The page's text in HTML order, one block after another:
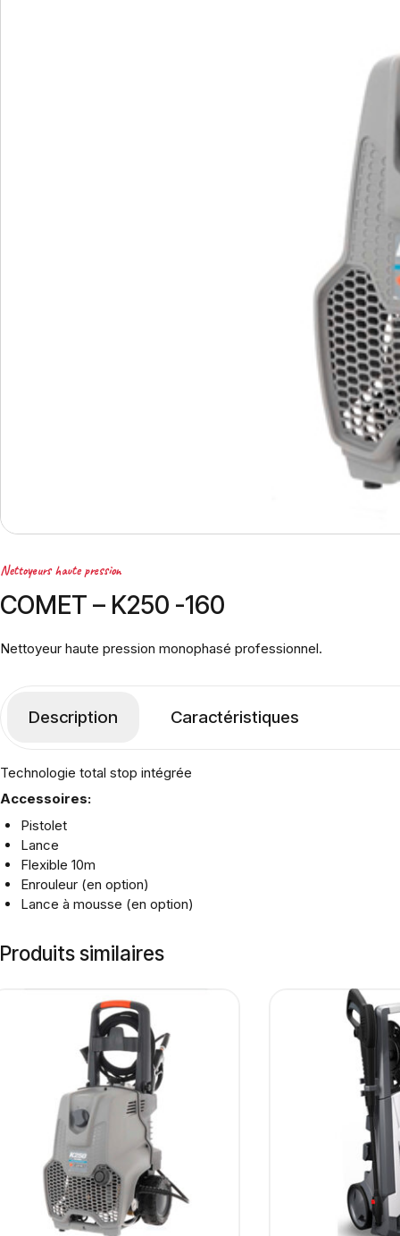
Nettoyeurs haute pression
COMET – K250 -160
Nettoyeur haute pression monophasé professionnel.
Description Caractéristiques
Technologie total stop intégrée
Accessoires:
Pistolet
Lance
Flexible 10m
Enrouleur (en option)
Lance à mousse (en option)
Produits similaires